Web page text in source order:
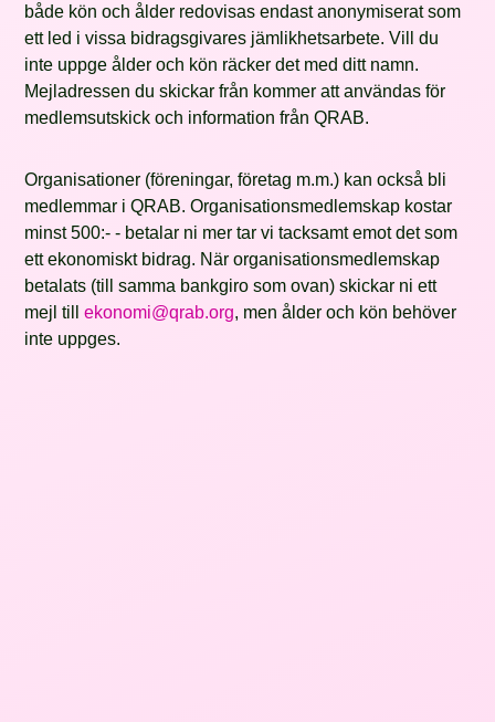
både kön och ålder redovisas endast anonymiserat som
ett led i vissa bidragsgivares jämlikhetsarbete. Vill du
inte uppge ålder och kön räcker det med ditt namn.
Mejladressen du skickar från kommer att användas för
medlemsutskick och information från QRAB.
Organisationer (föreningar, företag m.m.) kan också bli
medlemmar i QRAB. Organisationsmedlemskap kostar
minst 500:- - betalar ni mer tar vi tacksamt emot det som
ett ekonomiskt bidrag. När organisationsmedlemskap
betalats (till samma bankgiro som ovan) skickar ni ett
mejl tillekonomi@qrab.org, men ålder och kön behöver
inte uppges.